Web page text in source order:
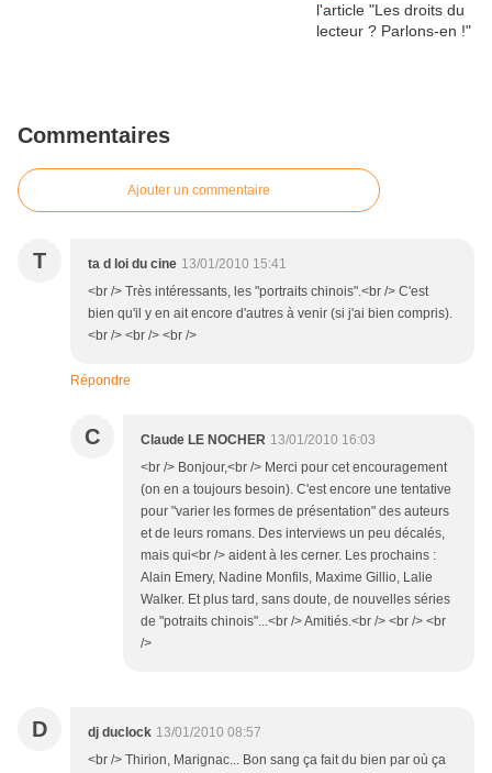
Commentaires
Ajouter un commentaire
T ta d loi du cine 13/01/2010 15:41
<br /> Très intéressants, les "portraits chinois".<br /> C'est
bien qu'il y en ait encore d'autres à venir (si j'ai bien compris).
<br /> <br /> <br />
Répondre
C Claude LE NOCHER 13/01/2010 16:03
<br /> Bonjour,<br /> Merci pour cet encouragement
(on en a toujours besoin). C'est encore une tentative
pour "varier les formes de présentation" des auteurs
et de leurs romans. Des interviews un peu décalés,
mais qui<br /> aident à les cerner. Les prochains :
Alain Emery, Nadine Monfils, Maxime Gillio, Lalie
Walker. Et plus tard, sans doute, de nouvelles séries
de "potraits chinois"...<br /> Amitiés.<br /> <br /> <br
/>
D dj duclock 13/01/2010 08:57
<br /> Thirion, Marignac... Bon sang ça fait du bien par où ça